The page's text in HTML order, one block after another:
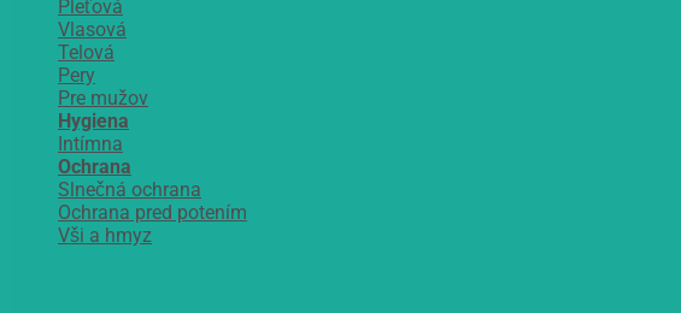
Pleťová
Vlasová
Telová
Pery
Pre mužov
Hygiena
Intímna
Ochrana
Slnečná ochrana
Ochrana pred potením
Vši a hmyz